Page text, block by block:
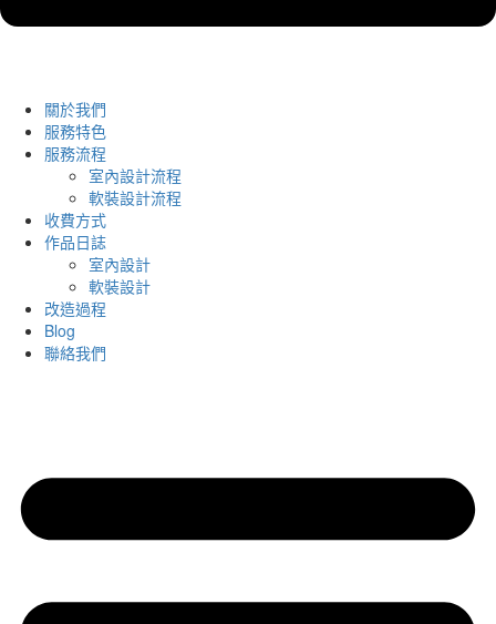
關於我們
服務特色
服務流程
室內設計流程
軟裝設計流程
收費方式
作品日誌
室內設計
軟裝設計
改造過程
Blog
聯絡我們